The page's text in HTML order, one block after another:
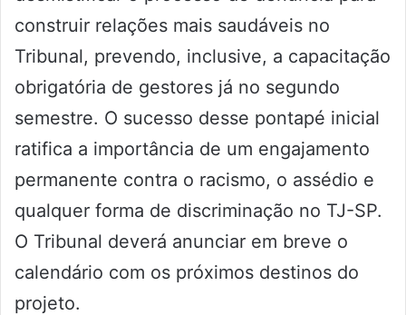
construir relações mais saudáveis no
Tribunal, prevendo, inclusive, a capacitação
obrigatória de gestores já no segundo
semestre. O sucesso desse pontapé inicial
ratifica a importância de um engajamento
permanente contra o racismo, o assédio e
qualquer forma de discriminação no TJ-SP.
O Tribunal deverá anunciar em breve o
calendário com os próximos destinos do
projeto.